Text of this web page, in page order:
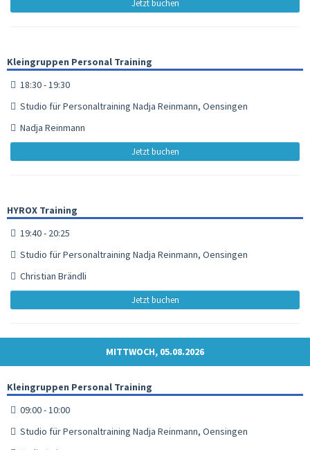
Jetzt buchen
Kleingruppen Personal Training
18:30 - 19:30
Studio für Personaltraining Nadja Reinmann, Oensingen
Nadja Reinmann
Jetzt buchen
HYROX Training
19:40 - 20:25
Studio für Personaltraining Nadja Reinmann, Oensingen
Christian Brändli
Jetzt buchen
MITTWOCH, 05.08.2026
Kleingruppen Personal Training
09:00 - 10:00
Studio für Personaltraining Nadja Reinmann, Oensingen